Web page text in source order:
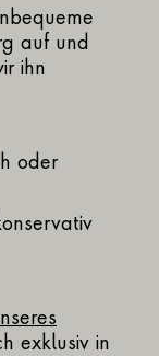
auf und
ihn
oder
exklusiv in